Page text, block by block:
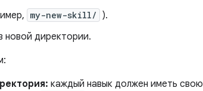
my-new-skill/
).
новой директории.
каждый навык должен иметь свою